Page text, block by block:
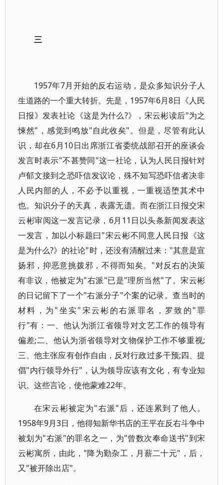
三
1957年7月开始的反右运动，是众多知识分子人
生道路的一个重大转折。先是，1957年6月8日《人民
日报》发表社论《这是为什么?》，宋云彬读后"为之
悚然"，感觉到鸣放"自此收矣"。但是，尽管有此认
识，却在6月10日出席浙江省委统战部召开的座谈会
发言时表示"不甚赞同"这一社论，认为人民日报针对
卢郁文接到之恐吓信发议论，殊不知写恐吓信者决非
人民内部的人，不必予以重视，一重视适堕其术中
也。知识分子的天真，表露无遗。而在浙江日报交宋
云彬审阅这一发言记录，6月11日以头条新闻发表这
一发言，加以小标题曰"宋云彬不同意人民日报《这
是为什么?》的社论"时，还没有清醒过来："其意是宣
扬邪，抑恶意挑拨邪，不得而知矣。"对反右的决策
有非议，他被定为"右派"已是"理所当然"了。宋云彬
的日记留下了一个"右派分子"个案的记录。查当时的
材料，为"坐实"宋云彬的右派罪名，罗致的"罪
行"有：一、他认为浙江省领导对文艺工作的领导有
偏差;二、他认为浙省领导对文物保护工作不够重视;
三、他主张应有创作自由，反对行政过多干预;四、提
倡"内行领导外行"，认为领导应该有文化，有专业知
识。这些言论，使他蒙难22年。
在宋云彬被定为"右派"后，还连累到了他人。
1958年9月3日，他得知新华书店的王平在反右斗争中
被划为"右派"的罪名之一，为"曾数次奉命送书"到宋
云彬寓所，由此，"降为勤杂工，月薪二十元"，后，
又"被开除出店"。